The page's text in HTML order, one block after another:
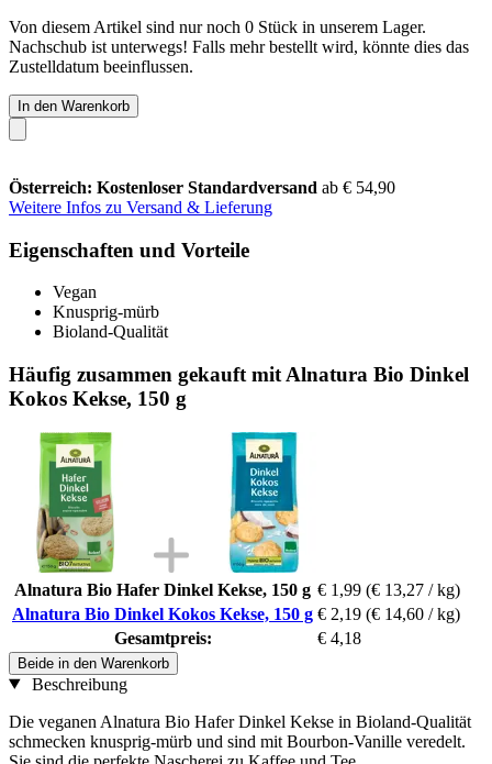
Von diesem Artikel sind nur noch 0 Stück in unserem Lager.
Nachschub ist unterwegs! Falls mehr bestellt wird, könnte dies das
Zustelldatum beeinflussen.
In den Warenkorb
Österreich: Kostenloser Standardversand ab € 54,90
Weitere Infos zu Versand & Lieferung
Eigenschaften und Vorteile
Vegan
Knusprig-mürb
Bioland-Qualität
Häufig zusammen gekauft mit Alnatura Bio Dinkel
Kokos Kekse, 150 g
Alnatura Bio Hafer Dinkel Kekse, 150 g € 1,99 (€ 13,27 / kg)
Alnatura Bio Dinkel Kokos Kekse, 150 g € 2,19 (€ 14,60 / kg)
Gesamtpreis:
€ 4,18
Beide in den Warenkorb
Beschreibung
Die veganen Alnatura Bio Hafer Dinkel Kekse in Bioland-Qualität
schmecken knusprig-mürb und sind mit Bourbon-Vanille veredelt.